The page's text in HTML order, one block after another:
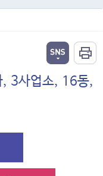
3사업소, 16동,